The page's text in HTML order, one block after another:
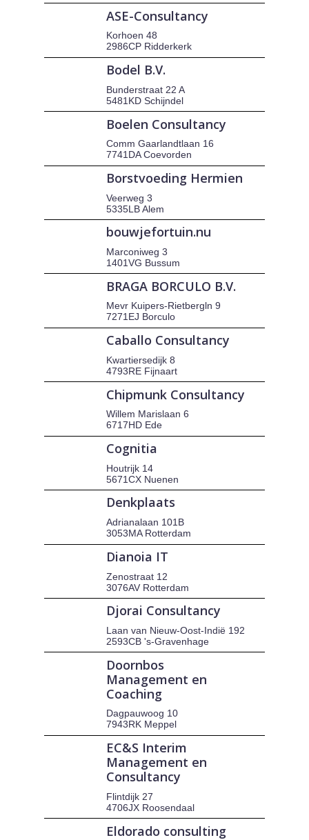
ASE-Consultancy
Korhoen 48
2986CP Ridderkerk
Bodel B.V.
Bunderstraat 22 A
5481KD Schijndel
Boelen Consultancy
Comm Gaarlandtlaan 16
7741DA Coevorden
Borstvoeding Hermien
Veerweg 3
5335LB Alem
bouwjefortuin.nu
Marconiweg 3
1401VG Bussum
BRAGA BORCULO B.V.
Mevr Kuipers-Rietbergln 9
7271EJ Borculo
Caballo Consultancy
Kwartiersedijk 8
4793RE Fijnaart
Chipmunk Consultancy
Willem Marislaan 6
6717HD Ede
Cognitia
Houtrijk 14
5671CX Nuenen
Denkplaats
Adrianalaan 101B
3053MA Rotterdam
Dianoia IT
Zenostraat 12
3076AV Rotterdam
Djorai Consultancy
Laan van Nieuw-Oost-Indië 192
2593CB 's-Gravenhage
Doornbos
Management en
Coaching
Dagpauwoog 10
7943RK Meppel
EC&S Interim
Management en
Consultancy
Flintdijk 27
4706JX Roosendaal
Eldorado consulting